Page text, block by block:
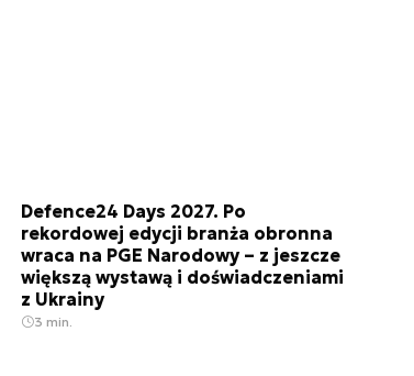
Defence24 Days 2027. Po
rekordowej edycji branża obronna
wraca na PGE Narodowy – z jeszcze
większą wystawą i doświadczeniami
z Ukrainy
3 min.